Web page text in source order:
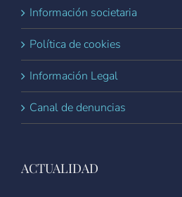
Información societaria
Política de cookies
Información Legal
Canal de denuncias
ACTUALIDAD